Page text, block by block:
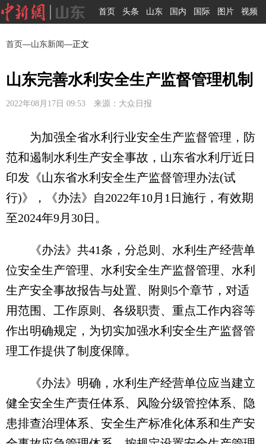
首页 头条 山东 国内 国际 图片 视频
首页—山东新闻—正文
山东完善水利安全生产监督管理机制
2022年08月17日 09:53 来源：大众日报
为加强全省水利行业安全生产监督管理，防
范和遏制水利生产安全事故，山东省水利厅近日
印发《山东省水利安全生产监督管理办法(试
行)》，《办法》自2022年10月1日施行，有效期
至2024年9月30日。
《办法》共41条，分总则、水利生产经营单
位安全生产管理、水利安全生产监督管理、水利
生产安全事故报告与处置、附则5个章节，对适
用范围、工作原则、各级职责、重点工作内容等
作出明确规定，为切实加强水利安全生产监督管
理工作提供了制度保障。
《办法》明确，水利生产经营单位应当建立
健全安全生产责任体系、风险分级管控体系、隐
患排查治理体系、安全生产标准化体系和生产安